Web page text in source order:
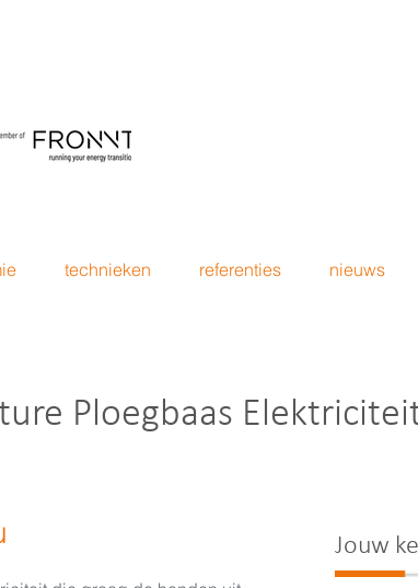
technieken referenties nieuws
Ploegbaas
Jouw